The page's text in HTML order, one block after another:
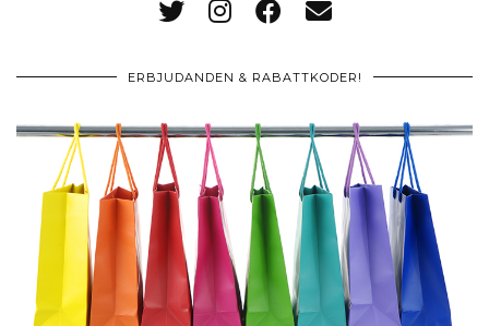
ERBJUDANDEN & RABATTKODER!